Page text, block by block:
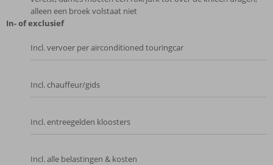
alleen een broek volstaat niet
In- of exclusief
Incl. vervoer per airconditioned touringcar
Incl. chauffeur/gids
Incl. entreegelden kloosters
Incl. alle belastingen & kosten